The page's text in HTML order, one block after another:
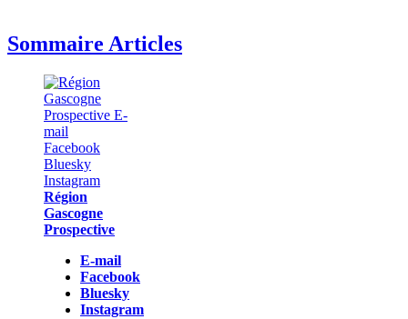
Sommaire Articles
Région
Gascogne
Prospective
E-mail
Facebook
Bluesky
Instagram